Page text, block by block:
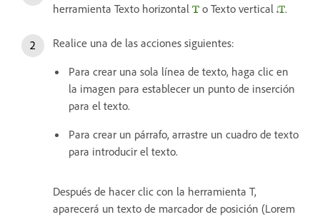
herramienta Texto horizontal
o Texto vertical .
Realice una de las acciones siguientes:
Para crear una sola línea de texto, haga clic en
la imagen para establecer un punto de inserción
para el texto.
Para crear un párrafo, arrastre un cuadro de texto
para introducir el texto.
Después de hacer clic con la herramienta T,
aparecerá un texto de marcador de posición (Lorem